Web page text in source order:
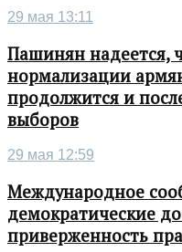
29 мая 13:11
Пашинян надеется,
нормализации
продолжится и
выборов
29 мая 12:59
Международное
демократические
приверженность